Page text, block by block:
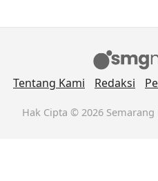
Tentang Kami Redaksi
Hak Cipta © 2026